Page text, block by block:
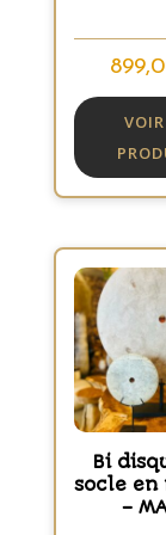
Bi
socle en
–